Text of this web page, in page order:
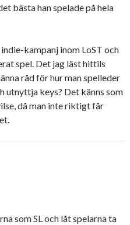
bästa han spelade på hela
kampanj inom LoST och
spel. Det jag läst hittils
råd för hur man spelleder
utnyttja keys? Det känns som
då man inte riktigt får
som SL och låt spelarna ta